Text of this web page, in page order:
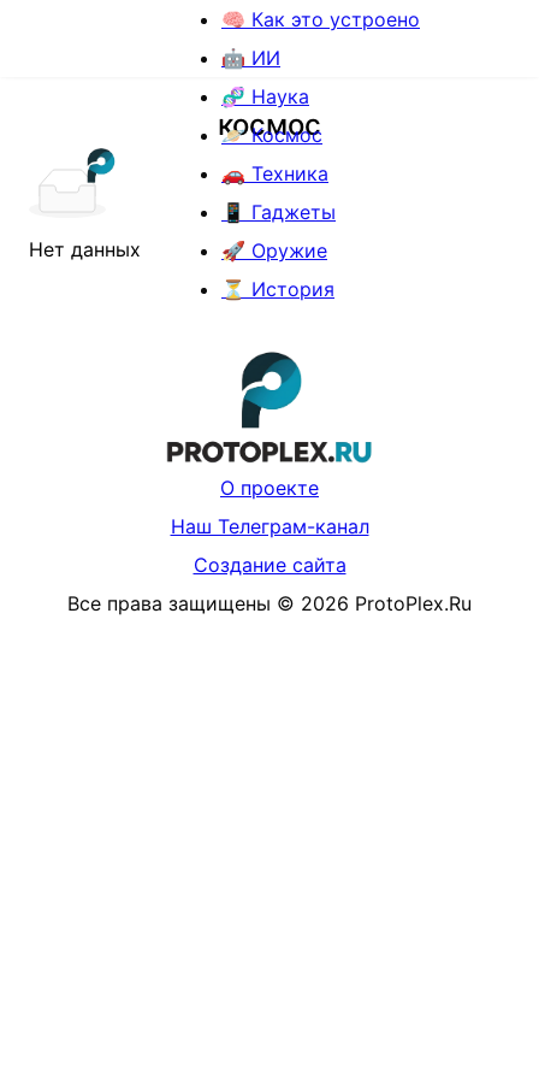
🧠 Как это устроено
🤖 ИИ
🧬 Наука
🪐 Космос
🚗 Техника
📱 Гаджеты
🚀 Оружие
⏳ История
космос
Нет данных
О проекте
Наш Телеграм-канал
Создание сайта
Все права защищены © 2026 ProtoPlex.Ru